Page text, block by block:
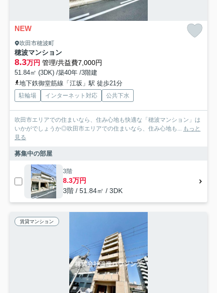
NEW
吹田市穂波町
穂波マンション
8.3万円 管理/共益費7,000円
51.84㎡ (3DK) /築40年 /3階建
地下鉄御堂筋線「江坂」駅 徒歩21分
駐輪場 インターネット対応 公共下水
吹田市エリアでの住まいなら、住み心地も快適な「穂波マンション」は
いかがでしょうか◎吹田市エリアでの住まいなら、住み心地も... もっと
見る
募集中の部屋
3階
8.3万円
3階 / 51.84㎡ / 3DK
賃貸マンション